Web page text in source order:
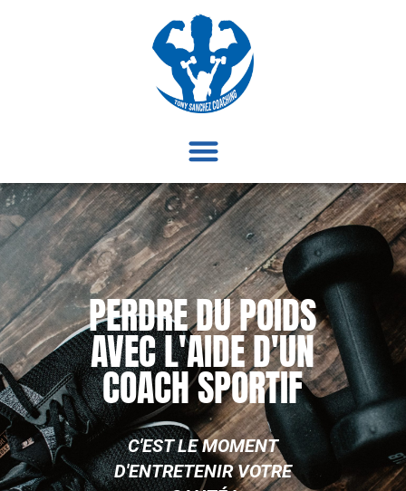
PERDRE DU POIDS
AVEC L'AIDE D'UN
COACH SPORTIF
C'EST LE MOMENT
D'ENTRETENIR VOTRE